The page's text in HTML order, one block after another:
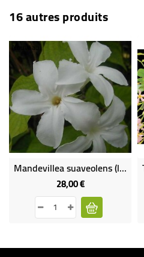
16 autres produits
Nouveau
Mandevillea suaveolens (lot de 2 plants)
28,00 €Prix